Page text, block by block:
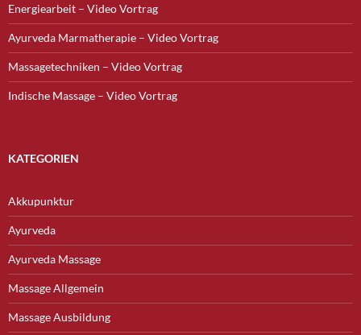
Energiearbeit – Video Vortrag
Ayurveda Marmatherapie – Video Vortrag
Massagetechniken – Video Vortrag
Indische Massage – Video Vortrag
KATEGORIEN
Akkupunktur
Ayurveda
Ayurveda Massage
Massage Allgemein
Massage Ausbildung